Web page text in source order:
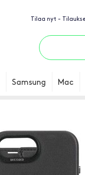
Tilaa nyt -
Samsung Mac